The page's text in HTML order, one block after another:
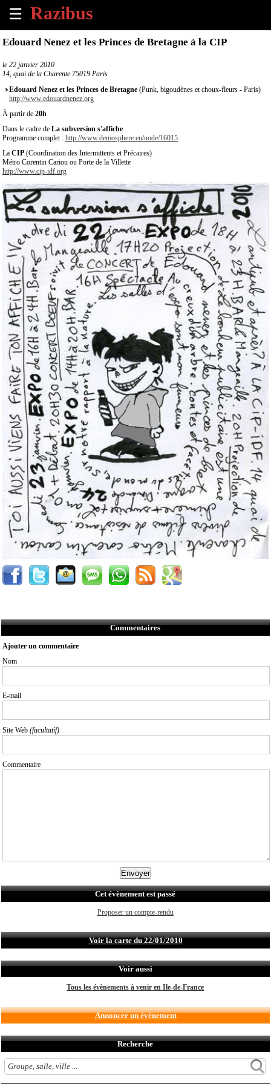
☰
×
Tous
les
évènements
à
venir
Annoncer
un
Contact
À
propos
Edouard Nenez et les Princes de Bretagne à la CIP
le 22 janvier 2010
14, quai de la Charente 75019 Paris
Edouard Nenez et les Princes de Bretagne (Punk, bigoudènes et choux-fleurs - Paris)
http://www.edouardnenez.org
À partir de 20h
Dans le cadre de La subversion s'affiche
Programme complet : http://www.demosphere.eu/node/16015
La CIP (Coordination des Intermittents et Précaires)
Métro Corentin Cariou ou Porte de la Villette
http://www.cip-idf.org
Commentaires
Ajouter un commentaire
Nom
E-mail
Site Web (facultatif)
Commentaire
Cet évènement est passé
Proposer un compte-rendu
Voir la carte du 22/01/2010
Voir aussi
Tous les évènements à venir en Ile-de-France
Annoncer un évènement
Recherche